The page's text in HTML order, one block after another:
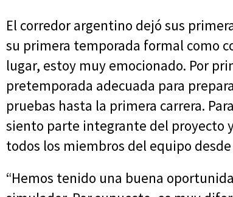
El corredor argentino dejó sus
su primera temporada formal como
lugar, estoy muy emocionado. Por
pretemporada adecuada para
pruebas hasta la primera carrera.
siento parte integrante del proyecto
todos los miembros del equipo desde
“Hemos tenido una buena